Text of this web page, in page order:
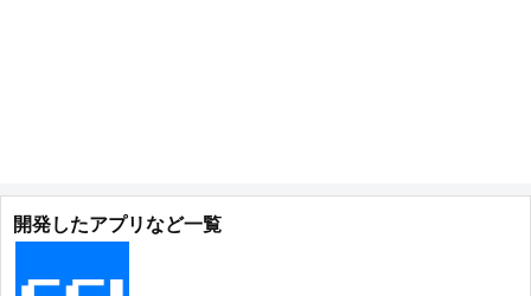
開発したアプリなど一覧